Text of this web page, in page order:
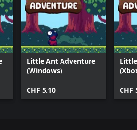
Little Ant Adventure
(Windows)
CHF 5.10 CHF